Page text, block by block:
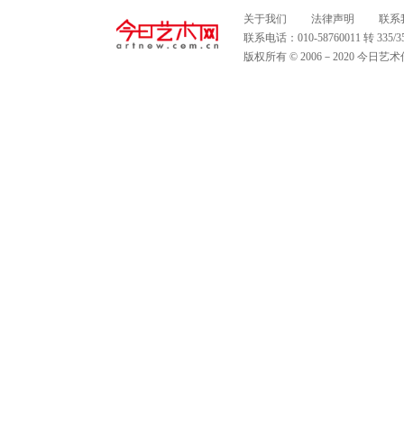
关于我们 法律声明
联系
联系电话：010-58760011 转
版权所有 © 2006－2020 今日艺